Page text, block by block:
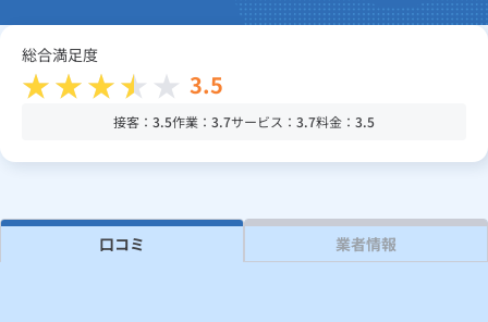
単身の引越し
引越し業者ランキング
見積り依頼
総合満足度
3.5
接客： 3.5作業： 3.7サービス： 3.7料金： 3.5
口コミ 業者情報